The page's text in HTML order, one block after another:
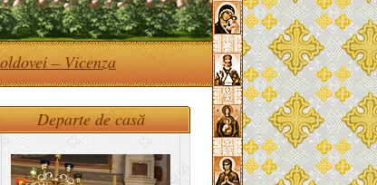
– Vicenza
Departe de casă